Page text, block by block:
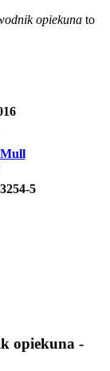
opiekuna to
5
opiekuna -